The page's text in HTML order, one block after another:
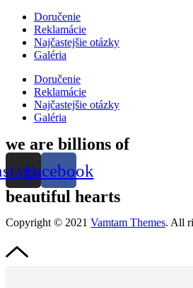
Doručenie
Reklamácie
Najčastejšie otázky
Galéria
Doručenie
Reklamácie
Najčastejšie otázky
Galéria
we are billions of
Facebook
beautiful hearts
Copyright © 2021 Vamtam Themes. All